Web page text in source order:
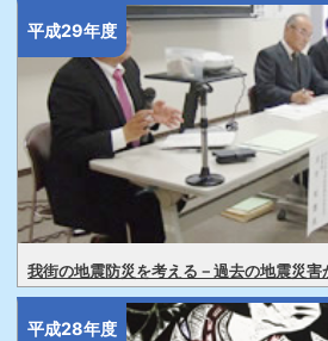
平成29年度
我街の地震防災を考える－過去の地震災害
平成28年度